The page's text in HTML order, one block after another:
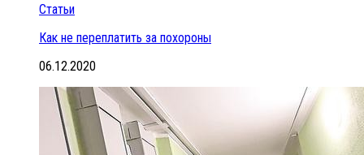
Статьи
Как не переплатить за похороны
06.12.2020